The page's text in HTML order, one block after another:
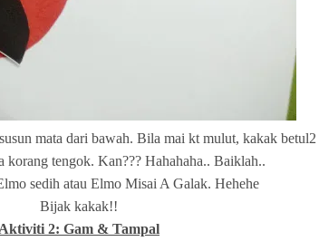
mata dari bawah. Bila mai kt mulut, kakak
korang tengok. Kan??? Hahahaha.. Baiklah..
sedih atau Elmo Misai A Galak. Hehehe
Bijak kakak!!
Aktiviti 2: Gam & Tampal